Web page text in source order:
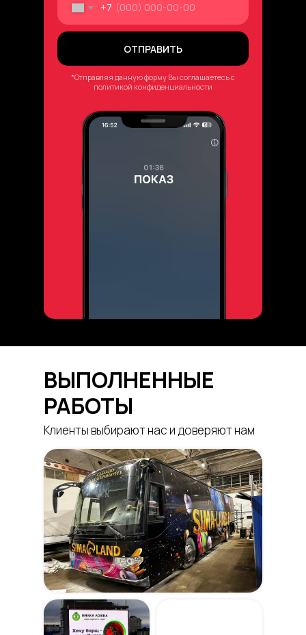
*Отправляя данную форму Вы соглашаетесь с
политикой конфиденциальности
+7
ОТПРАВИТЬ
ВЫПОЛНЕННЫЕ
РАБОТЫ
Клиенты выбирают нас и доверяют нам